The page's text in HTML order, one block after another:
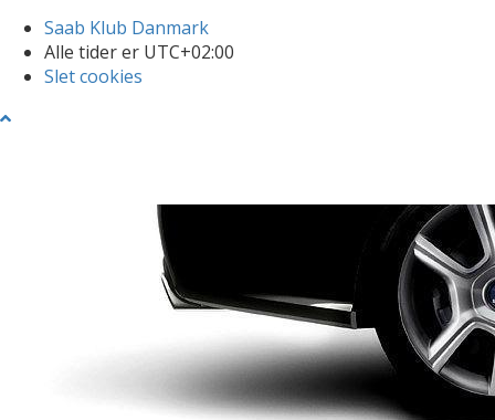
Saab Klub Danmark
Alle tider er UTC+02:00
Slet cookies